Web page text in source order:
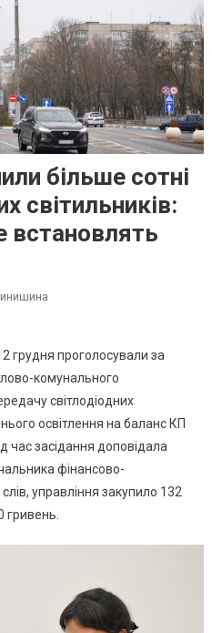
більше сотні
світильників:
встановлять
грудня проголосували за
комунального
світлодіодних
освітлення на баланс КП
час засідання доповідала
фінансово-
управління закупило 132
гривень.